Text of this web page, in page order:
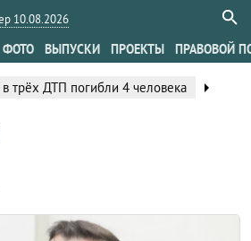
10.08.2026
ФОТО ВЫПУСКИ ПРОЕКТЫ ПРАВОВОЙ
в трёх ДТП погибли 4 человека arrow_right